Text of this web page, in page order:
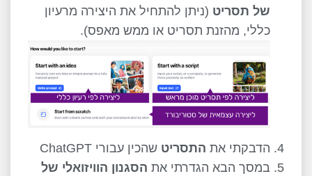
של תסריט (ניתן להתחיל את היצירה מרעיון
כללי, מהזנת תסריט או ממש מאפס).
הדבקתי את התסריט שהכין עבורי ChatGPT
במסך הבא הגדרתי את הסגנון הוויזואלי של